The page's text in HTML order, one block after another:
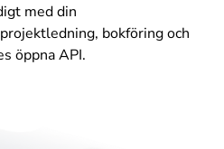
med din
bokföring och
öppna API.